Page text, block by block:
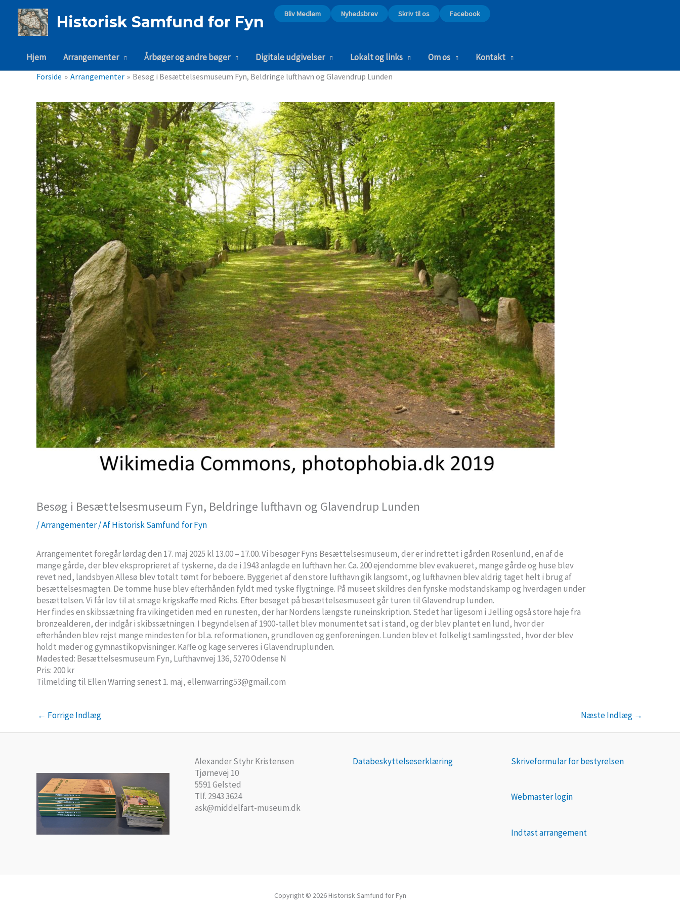
indholdet
Historisk Samfund for Fyn Bliv Medlem Nyhedsbrev Skriv til os Facebook
Hjem Arrangementer Årbøger og andre bøger Digitale udgivelser Lokalt og links Om os Kontakt
Forside Arrangementer Besøg i Besættelsesmuseum Fyn, Beldringe lufthavn og Glavendrup Lunden
Besøg i Besættelsesmuseum Fyn, Beldringe lufthavn og Glavendrup Lunden
/Arrangementer/ AfHistorisk Samfund for Fyn
Arrangementet foregår lørdag den 17. maj 2025 kl 13.00 – 17.00. Vi besøger Fyns Besættelsesmuseum, der er indrettet i gården Rosenlund, en af de
mange gårde, der blev eksproprieret af tyskerne, da de i 1943 anlagde en lufthavn her. Ca. 200 ejendomme blev evakueret, mange gårde og huse blev
revet ned, landsbyen Allesø blev totalt tømt for beboere. Byggeriet af den store lufthavn gik langsomt, og lufthavnen blev aldrig taget helt i brug af
besættelsesmagten. De tomme huse blev efterhånden fyldt med tyske flygtninge. På museet skildres den fynske modstandskamp og hverdagen under
besættelsen. Vi får lov til at smage krigskaffe med Richs. Efter besøget på besættelsesmuseet går turen til Glavendrup lunden.
Her findes en skibssætning fra vikingetiden med en runesten, der har Nordens længste runeinskription. Stedet har ligesom i Jelling også store høje fra
bronzealderen, der indgår i skibssætningen. I begyndelsen af 1900-tallet blev monumentet sat i stand, og der blev plantet en lund, hvor der
efterhånden blev rejst mange mindesten for bl.a. reformationen, grundloven og genforeningen. Lunden blev et folkeligt samlingssted, hvor der blev
holdt møder og gymnastikopvisninger. Kaffe og kage serveres i Glavendruplunden.
Mødested: Besættelsesmuseum Fyn, Lufthavnvej 136, 5270 Odense N
Pris: 200 kr
Tilmelding til Ellen Warring senest 1. maj, ellenwarring53@gmail.com
← Forrige Indlæg Næste Indlæg →
Alexander Styhr Kristensen
Tjørnevej 10
5591 Gelsted
Tlf. 2943 3624
ask@middelfart-museum.dk
Databeskyttelseserklæring Skriveformular for bestyrelsen
Webmaster login
Indtast arrangement
Copyright © 2026 Historisk Samfund for Fyn